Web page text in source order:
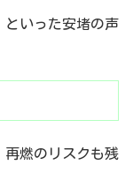
といった安堵の声
再燃のリスクも残